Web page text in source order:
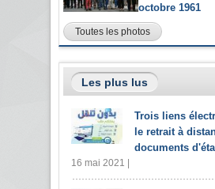
octobre 1961
Toutes les photos
Les plus lus
Trois liens
le retrait à
documents
16 mai 2021 |